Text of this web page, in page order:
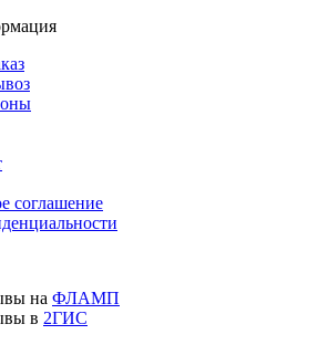
соглашение
на ФЛАМП
в 2ГИС